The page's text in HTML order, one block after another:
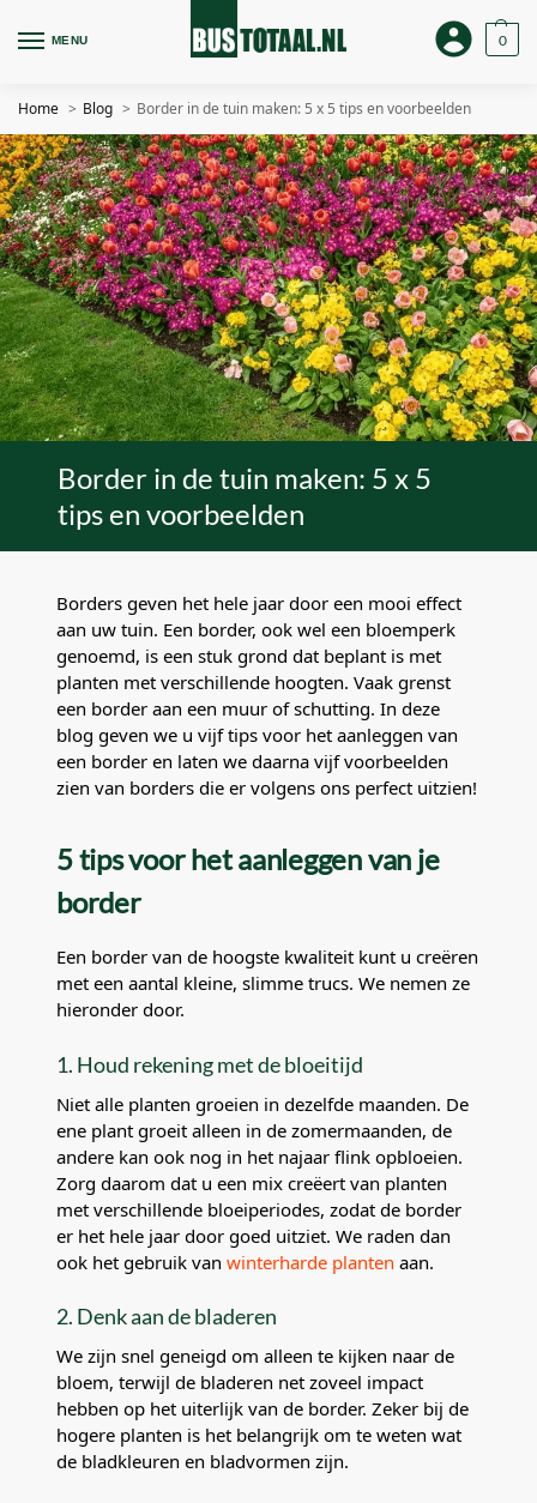
MENU 0
Home Blog Border in de tuin maken: 5 x 5 tips en voorbeelden
Border in de tuin maken: 5 x 5
tips en voorbeelden
Borders geven het hele jaar door een mooi effect
aan uw tuin. Een border, ook wel een bloemperk
genoemd, is een stuk grond dat beplant is met
planten met verschillende hoogten. Vaak grenst
een border aan een muur of schutting. In deze
blog geven we u vijf tips voor het aanleggen van
een border en laten we daarna vijf voorbeelden
zien van borders die er volgens ons perfect uitzien!
5 tips voor het aanleggen van je
border
Een border van de hoogste kwaliteit kunt u creëren
met een aantal kleine, slimme trucs. We nemen ze
hieronder door.
1. Houd rekening met de bloeitijd
Niet alle planten groeien in dezelfde maanden. De
ene plant groeit alleen in de zomermaanden, de
andere kan ook nog in het najaar flink opbloeien.
Zorg daarom dat u een mix creëert van planten
met verschillende bloeiperiodes, zodat de border
er het hele jaar door goed uitziet. We raden dan
ook het gebruik van winterharde planten aan.
2. Denk aan de bladeren
We zijn snel geneigd om alleen te kijken naar de
bloem, terwijl de bladeren net zoveel impact
hebben op het uiterlijk van de border. Zeker bij de
hogere planten is het belangrijk om te weten wat
de bladkleuren en bladvormen zijn.